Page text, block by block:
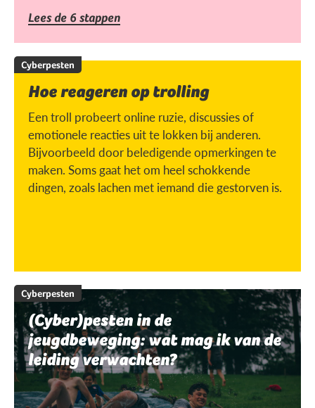
Lees de 6 stappen
Cyberpesten
Hoe reageren op trolling
Een troll probeert online ruzie, discussies of
emotionele reacties uit te lokken bij anderen.
Bijvoorbeeld door beledigende opmerkingen te
maken. Soms gaat het om heel schokkende
dingen, zoals lachen met iemand die gestorven is.
Cyberpesten
(Cyber)pesten in de
jeugdbeweging: wat mag ik van de
leiding verwachten?